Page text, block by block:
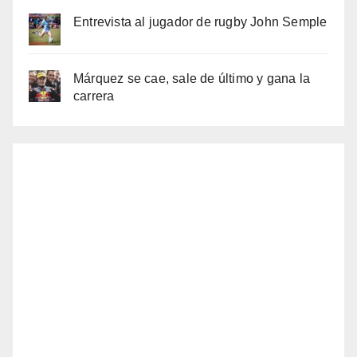
Entrevista al jugador de rugby John Semple
Márquez se cae, sale de último y gana la
carrera